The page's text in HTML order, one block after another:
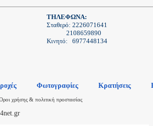
ΤΗΛΕΦΩΝΑ:
Σταθερό: 2226071641
2108659890
Κινητό: 6977448134
Φωτογραφίες Κρατήσεις
χρήσης & πολιτική προστασίας